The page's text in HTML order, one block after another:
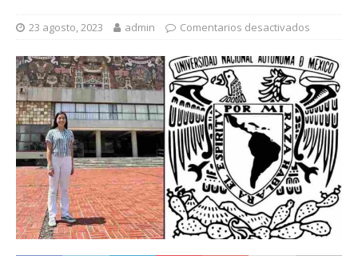
23 agosto, 2023 admin Comentarios desactivados